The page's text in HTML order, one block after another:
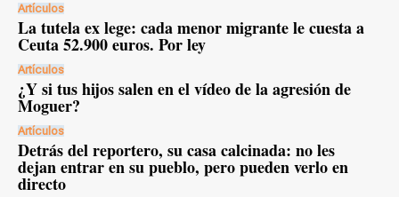
Artículos
La tutela ex lege: cada menor migrante le cuesta a
Ceuta 52.900 euros. Por ley
Artículos
¿Y si tus hijos salen en el vídeo de la agresión de
Moguer?
Artículos
Detrás del reportero, su casa calcinada: no les
dejan entrar en su pueblo, pero pueden verlo en
directo